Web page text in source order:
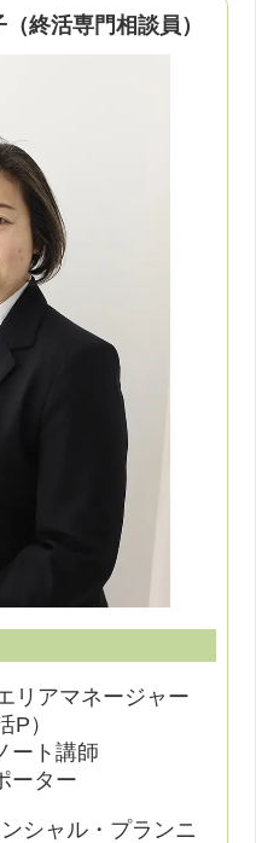
終活専門相談員）
リアマネージャー
P）
ート講師
ーター
シャル・プランニ